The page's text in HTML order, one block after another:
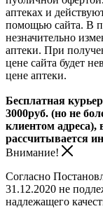
аптеках и
помощью сайта. В
незначительно
аптеки. При
цене сайта будет
цене аптеки.
Бесплатная
3000руб. (но не
клиентом адреса),
рассчитывается
Внимание!
Согласно
31.12.2020 не
надлежащего